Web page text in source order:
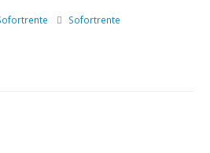
Sofortrente